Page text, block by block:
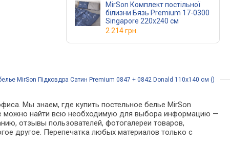
MirSon Комплект постільної
білизни Бязь Premium 17-0300
Singapore 220х240 см
2 214 грн.
MirSon Підковдра Сатин Premium 0847 + 0842 Donald 110х140 см ()
Мы знаем, где купить постельное белье MirSon
можно найти всю необходимую для выбора информацию —
отзывы пользователей, фотогалереи товаров,
другое. Перепечатка любых материалов только с